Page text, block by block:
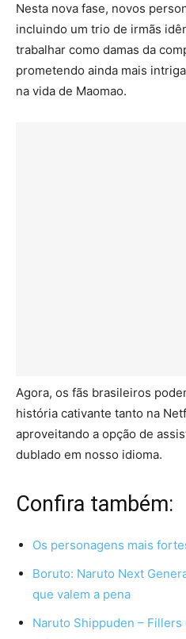
Nesta nova fase, novos
incluindo um trio de irmãs
trabalhar como damas da
prometendo ainda mais
na vida de Maomao.
Agora, os fãs brasileiros
história cativante tanto na
aproveitando a opção de
dublado em nosso idioma.
Confira também:
Os personagens mais
Boruto: Naruto Next
que valem a pena
Naruto Shippuden –